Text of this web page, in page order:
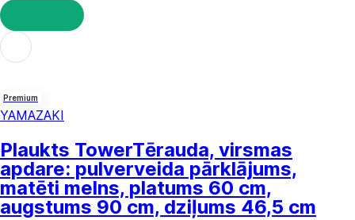
LIKT GROZĀ
Premium
YAMAZAKI
Plaukts TowerTērauda, virsmas
apdare: pulverveida pārklājums,
matēti melns, platums 60 cm,
augstums 90 cm, dziļums 46,5 cm